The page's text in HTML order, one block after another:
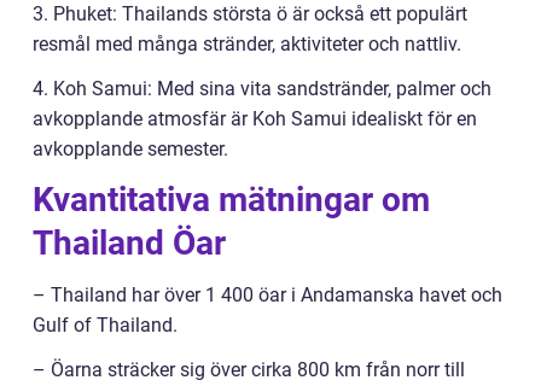
3. Phuket: Thailands största ö är också ett populärt
resmål med många stränder, aktiviteter och nattliv.
4. Koh Samui: Med sina vita sandstränder, palmer och
avkopplande atmosfär är Koh Samui idealiskt för en
avkopplande semester.
Kvantitativa mätningar om
Thailand Öar
– Thailand har över 1 400 öar i Andamanska havet och
Gulf of Thailand.
– Öarna sträcker sig över cirka 800 km från norr till